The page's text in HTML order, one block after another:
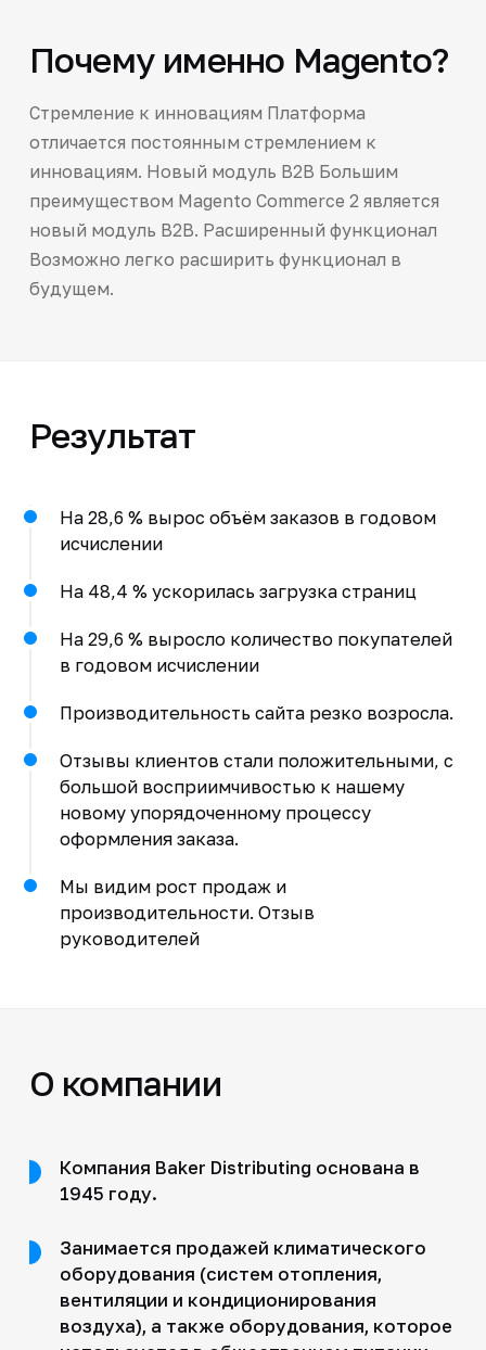
Почему именно Magento?
Стремление к инновациям Платформа
отличается постоянным стремлением к
инновациям. Новый модуль B2B Большим
преимуществом Magento Commerce 2 является
новый модуль B2B. Расширенный функционал
Возможно легко расширить функционал в
будущем.
Результат
На 28,6 % вырос объём заказов в годовом
исчислении
На 48,4 % ускорилась загрузка страниц
На 29,6 % выросло количество покупателей
в годовом исчислении
Производительность сайта резко возросла.
Отзывы клиентов стали положительными, с
большой восприимчивостью к нашему
новому упорядоченному процессу
оформления заказа.
Мы видим рост продаж и
производительности. Отзыв
руководителей
О компании
Компания Baker Distributing основана в
1945 году.
Занимается продажей климатического
оборудования (систем отопления,
вентиляции и кондиционирования
воздуха), а также оборудования, которое